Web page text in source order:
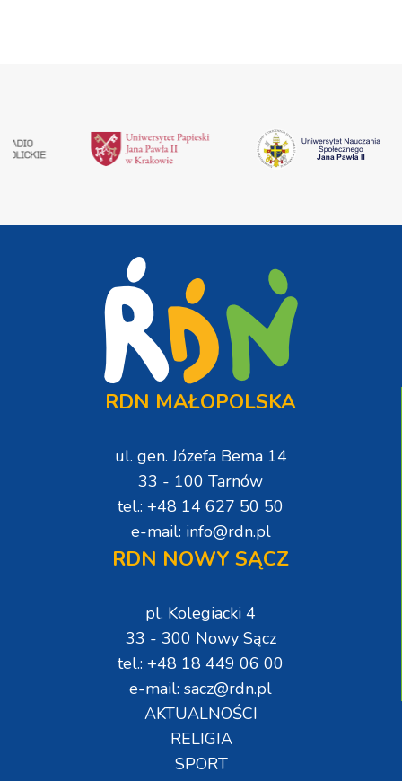
RDN MAŁOPOLSKA
ul. gen. Józefa Bema 14
33 - 100 Tarnów
tel.: +48 14 627 50 50
e-mail: info@rdn.pl
RDN NOWY SĄCZ
pl. Kolegiacki 4
33 - 300 Nowy Sącz
tel.: +48 18 449 06 00
e-mail: sacz@rdn.pl
AKTUALNOŚCI
RELIGIA
SPORT